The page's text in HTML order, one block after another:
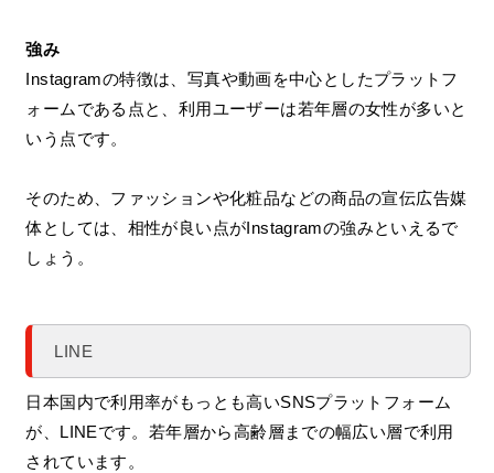
強み
Instagramの特徴は、写真や動画を中心としたプラットフ
ォームである点と、利用ユーザーは若年層の女性が多いと
いう点です。
そのため、ファッションや化粧品などの商品の宣伝広告媒
体としては、相性が良い点がInstagramの強みといえるで
しょう。
LINE
日本国内で利用率がもっとも高いSNSプラットフォーム
が、LINEです。若年層から高齢層までの幅広い層で利用
されています。